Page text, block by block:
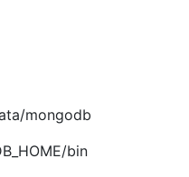
mongodb
bin